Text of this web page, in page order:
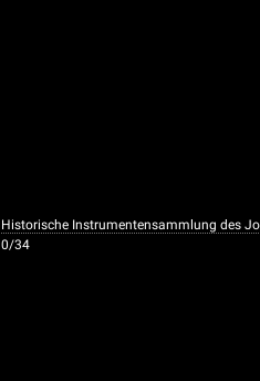
Historische Instrumentensammlung des
0/34